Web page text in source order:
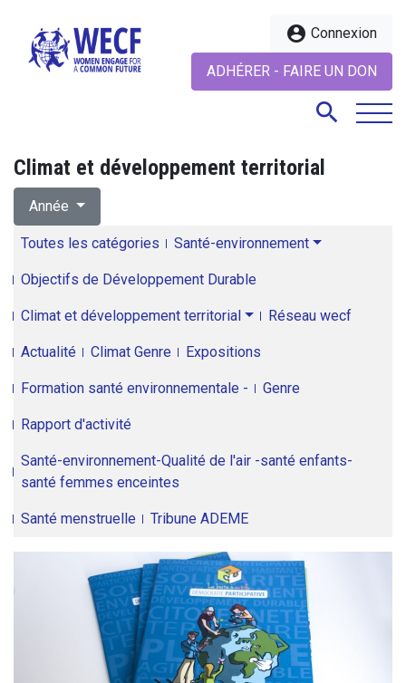
account_circle Connexion
ADHÉRER - FAIRE UN DON
search
Climat et développement territorial
Année
Toutes les catégories Santé-environnement
Objectifs de Développement Durable
Climat et développement territorial Réseau wecf
Actualité Climat Genre Expositions
Formation santé environnementale - Genre
Rapport d'activité
Santé-environnement-Qualité de l'air -santé enfants-
santé femmes enceintes
Santé menstruelle Tribune ADEME